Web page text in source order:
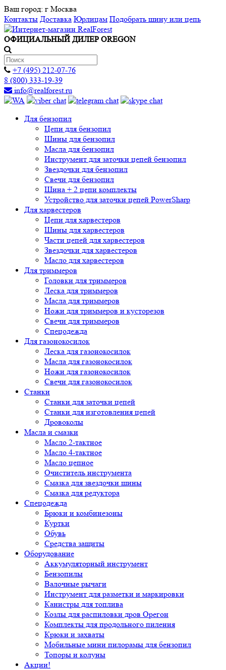
Ваш город: г Москва
Контакты Доставка Юрлицам Подобрать шину или цепь
ОФИЦИАЛЬНЫЙ ДИЛЕР OREGON
+7 (495) 212-07-76
8 (800) 333-19-39
info@realforest.ru
Для бензопил
Цепи для бензопил
Шины для бензопил
Масла для бензопил
Инструмент для заточки цепей бензопил
Звездочки для бензопил
Свечи для бензопил
Шина + 2 цепи комплекты
Устройство для заточки цепей PowerSharp
Для харвестеров
Цепи для харвестеров
Шины для харвестеров
Части цепей для харвестеров
Звездочки для харвестеров
Масло для харвестеров
Для триммеров
Головки для триммеров
Леска для триммеров
Масла для триммеров
Ножи для триммеров и кусторезов
Свечи для триммеров
Спецодежда
Для газонокосилок
Леска для газонокосилок
Масла для газонокосилок
Ножи для газонокосилок
Свечи для газонокосилок
Станки
Cтанки для заточки цепей
Станки для изготовления цепей
Дровоколы
Масла и смазки
Масло 2-тактное
Масло 4-тактное
Масло цепное
Очиститель инструмента
Смазка для звездочки шины
Смазка для редуктора
Спецодежда
Брюки и комбинезоны
Куртки
Обувь
Средства защиты
Оборудование
Аккумуляторный инструмент
Бензопилы
Валочные рычаги
Инструмент для разметки и маркировки
Канистры для топлива
Козлы для распиловки дров Орегон
Комплекты для продольного пиления
Крюки и захваты
Мобильные мини пилорамы для бензопил
Топоры и колуны
Акции!